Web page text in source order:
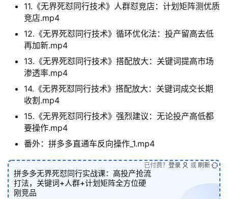
11.《无界死怼同行技术》人群怼竞店：计划矩阵测优质
竞店.mp4
12.《无界死怼同行技术》循环优化法：投产留高去低
再加新.mp4
13.《无界死怼同行技术》搭配放大：关键词提高市场
渗透率.mp4
14.《无界死怼同行技术》搭配放大：关键词成交长期
收割.mp4
15.《无界死怼同行技术》强烈建议：无论投产高低都
要操作.mp4
番外：拼多多直通车反向操作_1.mp4
拼多多无界死怼同行实战课：高投产抢流
打法，关键词+人群+计划矩阵全方位硬
刚竞品
已付费？ 登录 或 刷新